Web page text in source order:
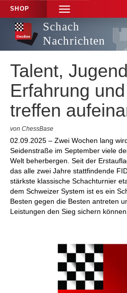
SHOP
TOGGLE
NAVIGATION
Schach
Nachrichten
Talent,
Erfahrung
treffen
von ChessBase
02.09.2025 – Zwei Wochen lang
Seidenstraße im September viele
Welt beherbergen. Seit der
das alle zwei Jahre stattfindende
stärkste klassische Schachturnier
dem Schweizer System ist es ein
Besten gegen die Besten antreten
Leistungen den Sieg sichern können.